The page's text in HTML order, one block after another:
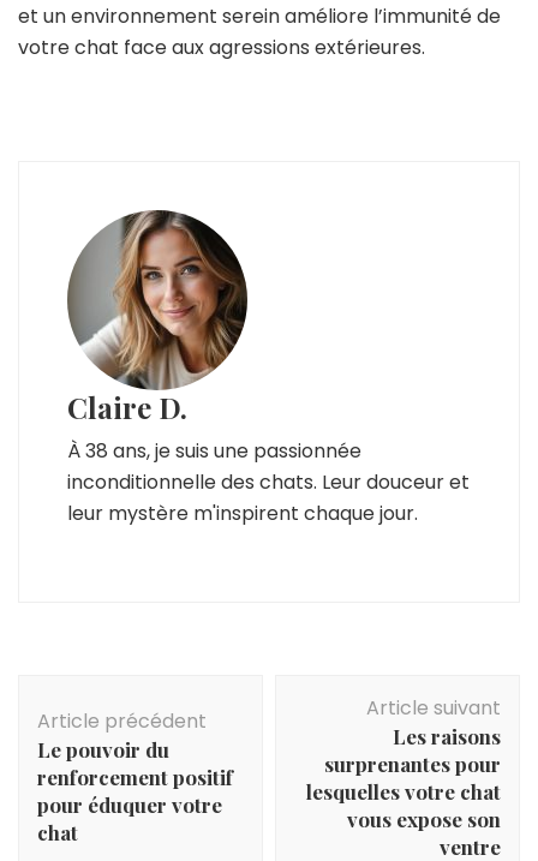
et un environnement serein améliore l’immunité de
votre chat face aux agressions extérieures.
Claire D.
À 38 ans, je suis une passionnée
inconditionnelle des chats. Leur douceur et
leur mystère m'inspirent chaque jour.
d'article
Article précédent
Le pouvoir du
renforcement positif
pour éduquer votre
chat
Article suivant
Les raisons
surprenantes pour
lesquelles votre chat
vous expose son
ventre